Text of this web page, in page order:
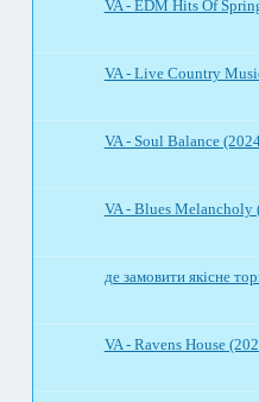
VA - EDM Hits Of
VA - Live Country
VA - Soul Balance
VA - Blues Melancholy
де замовити якісне
VA - Ravens House